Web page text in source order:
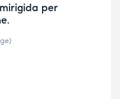
per